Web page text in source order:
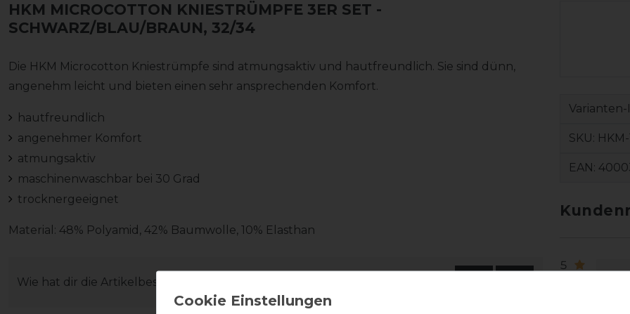
HKM MICROCOTTON KNIESTRÜMPFE 3ER SET -
SCHWARZ/BLAU/BRAUN, 32/34
Die HKM Microcotton Kniestrümpfe sind atmungsaktiv und hautfreundlich. Sie sind dünn,
angenehm leicht und bieten einen sehr ansprechenden Komfort.
hautfreundlich
angenehmer Komfort
atmungsaktiv
maschinenwaschbar bei 30 Grad
trocknergeeignet
Material: 48% Polyamid, 42% Baumwolle, 10% Elasthan
Wie hat dir die Artikelbeschreibung gefallen?
Varianten-
SKU:
EAN:
5